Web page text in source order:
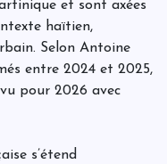
et sont axées
haïtien,
Selon Antoine
entre 2024 et 2025,
pour 2026 avec
s’étend